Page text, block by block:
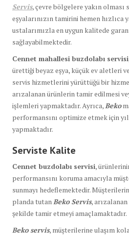
Servis, çevre bölgelere yakın olması
eşyalarınızın tamirini hemen hızlıca
ustalarımızla en uygun kalitede
sağlayabilmektedir.
Cennet mahallesi buzdolabı servisi
ürettiği beyaz eşya, küçük ev aletleri
servis hizmetlerini yürüttüğü bir
arızalanan ürünlerin tamir edilmesi
işlemleri yapmaktadır. Ayrıca, Beko
performansını optimize etmek için
yapmaktadır.
Serviste Kalite
Cennet buzdolabı servisi,
performansını koruma amacıyla
sunmayı hedeflemektedir.
planda tutan Beko Servis,
şekilde tamir etmeyi amaçlamaktadır.
Beko servis, müşterilerine ulaşım